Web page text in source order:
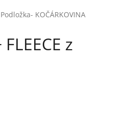
Podložka- KOČÁRKOVINA
z